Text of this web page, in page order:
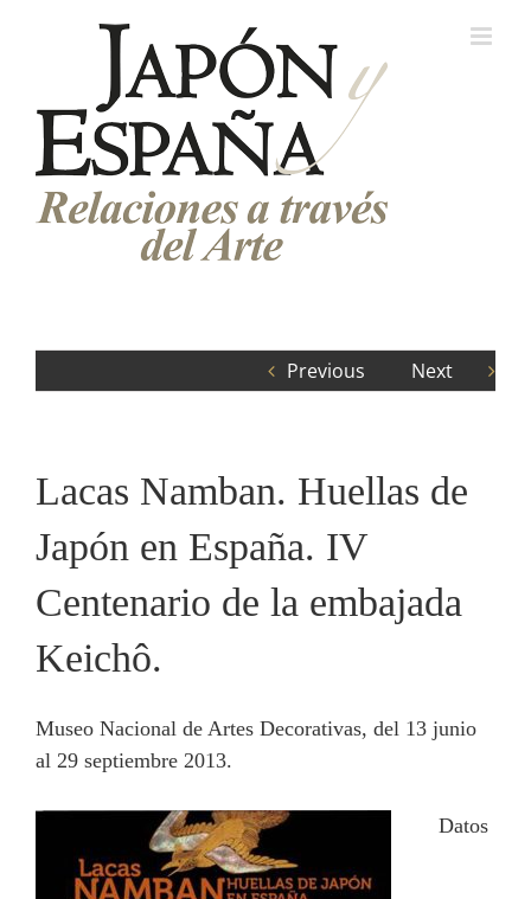
Previous Next
Lacas Namban. Huellas de
Japón en España. IV
Centenario de la embajada
Keichô.
Museo Nacional de Artes Decorativas, del 13 junio
al 29 septiembre 2013.
Datos